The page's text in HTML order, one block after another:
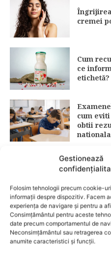
Gestionează
Folosim tehnologii precum cookie-
informații despre dispozitiv. Facem
experiența de navigare și pentru a
Consimțământul pentru aceste
date precum comportamentul de
Neconsimțământul sau retragerea
anumite caracteristici și funcții.
cremei
Cum
ce
etichetă?
cum
obtii
nationala
pentru
Fără